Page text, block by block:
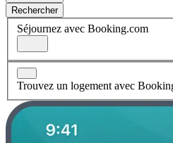
Rechercher
Séjournez avec Booking.com
Trouvez un logement avec